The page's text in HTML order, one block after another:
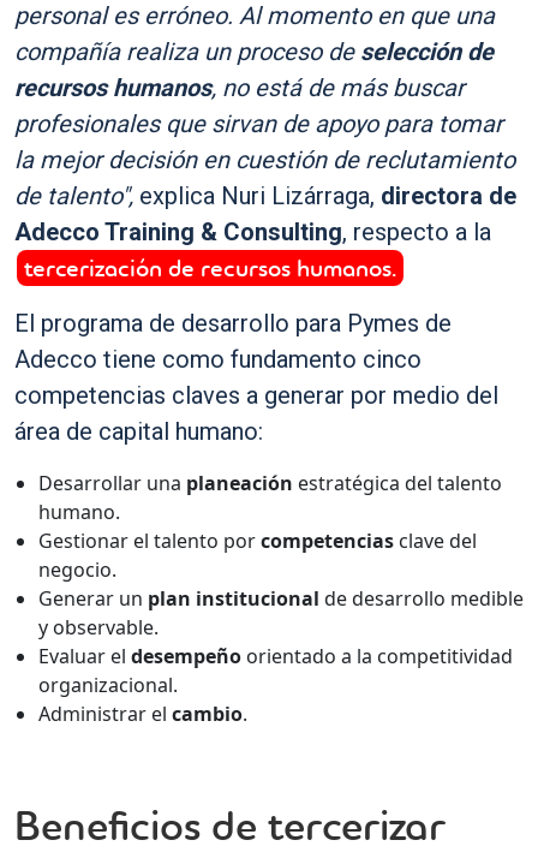
personal es erróneo. Al momento en que una
compañía realiza un proceso de selección de
recursos humanos, no está de más buscar
profesionales que sirvan de apoyo para tomar
la mejor decisión en cuestión de reclutamiento
de talento", explica Nuri Lizárraga, directora de
Adecco Training & Consulting, respecto a la
tercerización de recursos humanos.
El programa de desarrollo para Pymes de
Adecco tiene como fundamento cinco
competencias claves a generar por medio del
área de capital humano:
Desarrollar una planeación estratégica del talento
humano.
Gestionar el talento porcompetencias clave del
negocio.
Generar un plan institucional de desarrollo medible
y observable.
Evaluar el desempeño orientado a la competitividad
organizacional.
Administrar el cambio.
Beneficios de tercerizar